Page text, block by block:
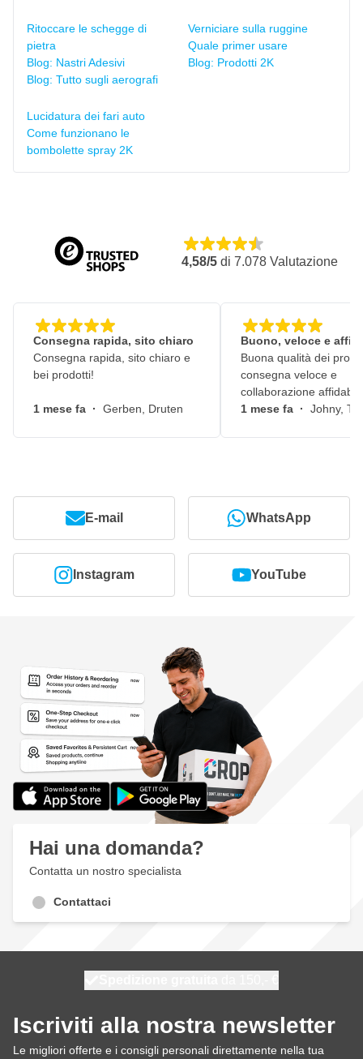
Ritoccare le schegge di
pietra
Blog: Nastri Adesivi
Blog: Tutto sugli aerografi
Verniciare sulla ruggine
Quale primer usare
Blog: Prodotti 2K
Lucidatura dei fari auto
Come funzionano le
bombolette spray 2K
4,58/5 di 7.078 Valutazione
Consegna rapida, sito chiaro
Consegna rapida, sito chiaro e
bei prodotti!
1 mese fa · Gerben, Druten
Buono, veloce e
Buona qualità dei
consegna veloce e
collaborazione
1 mese fa · Johny,
E-mail WhatsApp
Instagram YouTube
Hai una domanda?
Contatta un nostro specialista
Contattaci
Iscriviti alla nostra newsletter
Le migliori offerte e i consigli personali direttamente nella tua